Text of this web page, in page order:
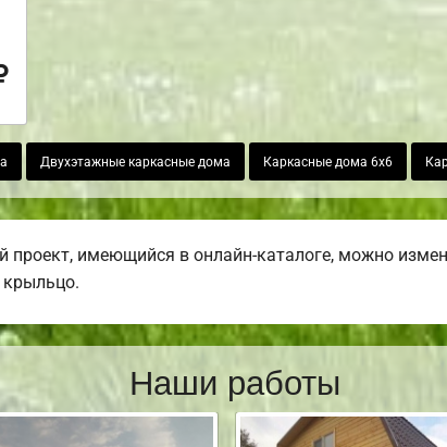
Двухэтажные каркасные дома Каркасные дома 6х6
имеющийся в онлайн-каталоге, можно
крыльцо.
Наши работы